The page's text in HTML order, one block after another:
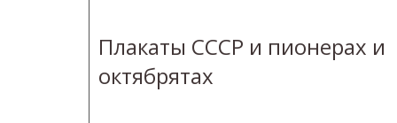
Плакаты СССР и пионерах и
октябрятах